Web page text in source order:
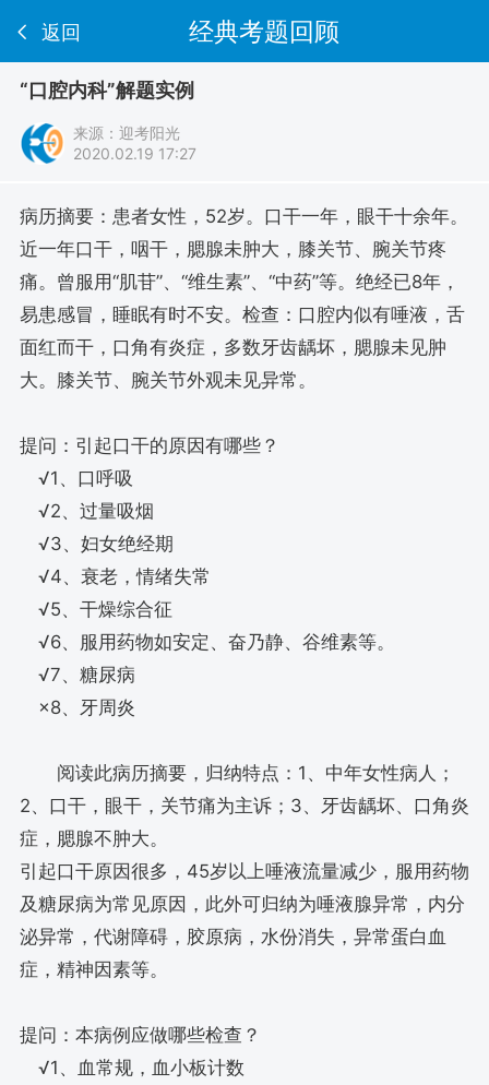
返回 经典考题回顾
“口腔内科”解题实例
来源：迎考阳光
2020.02.19 17:27
病历摘要：患者女性，52岁。口干一年，眼干十余年。
近一年口干，咽干，腮腺未肿大，膝关节、腕关节疼
痛。曾服用“肌苷”、“维生素”、“中药”等。绝经已8年，
易患感冒，睡眠有时不安。检查：口腔内似有唾液，舌
面红而干，口角有炎症，多数牙齿龋坏，腮腺未见肿
大。膝关节、腕关节外观未见异常。
提问：引起口干的原因有哪些？
√1、口呼吸
√2、过量吸烟
√3、妇女绝经期
√4、衰老，情绪失常
√5、干燥综合征
√6、服用药物如安定、奋乃静、谷维素等。
√7、糖尿病
×8、牙周炎
阅读此病历摘要，归纳特点：1、中年女性病人；
2、口干，眼干，关节痛为主诉；3、牙齿龋坏、口角炎
症，腮腺不肿大。
引起口干原因很多，45岁以上唾液流量减少，服用药物
及糖尿病为常见原因，此外可归纳为唾液腺异常，内分
泌异常，代谢障碍，胶原病，水份消失，异常蛋白血
症，精神因素等。
提问：本病例应做哪些检查？
√1、血常规，血小板计数